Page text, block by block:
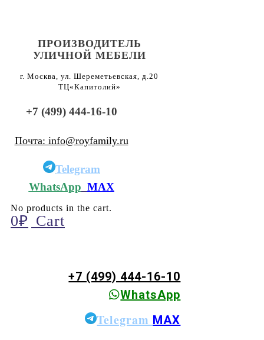
ПРОИЗВОДИТЕЛЬ
УЛИЧНОЙ МЕБЕЛИ
г. Москва, ул. Шереметьевская, д.20
ТЦ«Капитолий»
+7 (499) 444-16-10
Почта: info@royfamily.ru
Telegram
WhatsApp MAX
No products in the cart.
0₽ Cart
+7 (499) 444-16-10
WhatsApp
Telegram MAX